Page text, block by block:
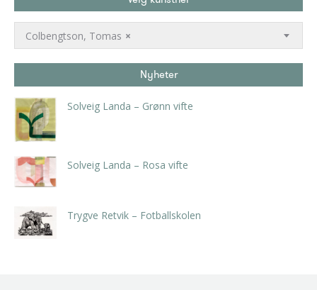
×
Colbengtson, Tomas
Nyheter
Solveig Landa – Grønn vifte
Solveig Landa – Rosa vifte
Trygve Retvik – Fotballskolen